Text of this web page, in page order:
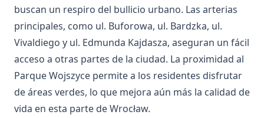
buscan un respiro del bullicio urbano. Las arterias
principales, como ul. Buforowa, ul. Bardzka, ul.
Vivaldiego y ul. Edmunda Kajdasza, aseguran un fácil
acceso a otras partes de la ciudad. La proximidad al
Parque Wojszyce permite a los residentes disfrutar
de áreas verdes, lo que mejora aún más la calidad de
vida en esta parte de Wrocław.